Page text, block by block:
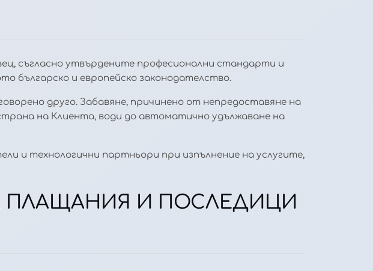
съгласно утвърдените професионални стандарти и
българско и европейско законодателство.
друго. Забавяне, причинено от непредоставяне на
на Клиента, води до автоматично удължаване на
и технологични партньори при изпълнение на услугите,
ПЛАЩАНИЯ И ПОСЛЕДИЦИ